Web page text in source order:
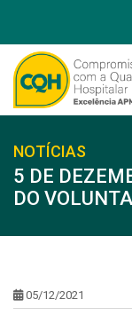
NOTÍCIAS
5 DE
DO
05/12/2021